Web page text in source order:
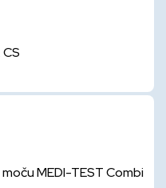
MEDI-TEST Combi